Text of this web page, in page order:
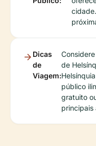
Dicas
de
Viagem:
de
público
gratuito
principais